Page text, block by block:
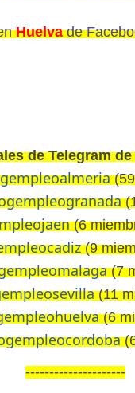
Huelvade
de Telegram
(59
(6
(9
(7
(11
(6
---------------------